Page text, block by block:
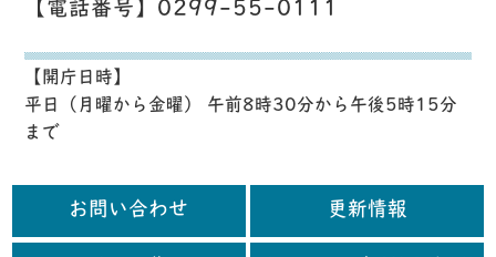
【電話番号】0299-55-0111
【開庁日時】
平日（月曜から金曜） 午前8時30分から午後5時15分
まで
お問い合わせ 更新情報